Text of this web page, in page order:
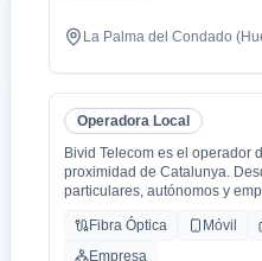
-También somos
con la mayor red de alarma de
cliente es humana y rapidez
lo que está falta la sociedad.
La Palma del Condado
Operadora Local
Bivid Telecom es el operador
proximidad de Catalunya.
particulares, autónomos y
con cobertura en Catalunya,
nacional.
Fibra Óptica Móvil
Empresa